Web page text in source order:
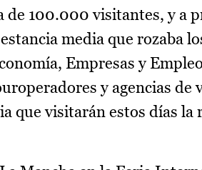
de 100.000 visitantes, y a
media que rozaba
Empresas y
y agencias de
que visitarán estos días la